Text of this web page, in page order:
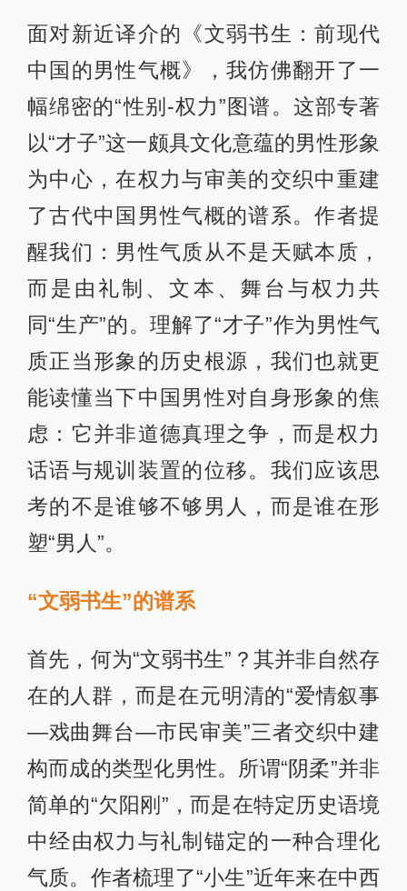
面对新近译介的《文弱书生：前现代
中国的男性气概》，我仿佛翻开了一
幅绵密的“性别-权力”图谱。这部专著
以“才子”这一颇具文化意蕴的男性形象
为中心，在权力与审美的交织中重建
了古代中国男性气概的谱系。作者提
醒我们：男性气质从不是天赋本质，
而是由礼制、文本、舞台与权力共
同“生产”的。理解了“才子”作为男性气
质正当形象的历史根源，我们也就更
能读懂当下中国男性对自身形象的焦
虑：它并非道德真理之争，而是权力
话语与规训装置的位移。我们应该思
考的不是谁够不够男人，而是谁在形
塑“男人”。
“文弱书生”的谱系
首先，何为“文弱书生”？其并非自然存
在的人群，而是在元明清的“爱情叙事
—戏曲舞台—市民审美”三者交织中建
构而成的类型化男性。所谓“阴柔”并非
简单的“欠阳刚”，而是在特定历史语境
中经由权力与礼制锚定的一种合理化
气质。作者梳理了“小生”近年来在中西